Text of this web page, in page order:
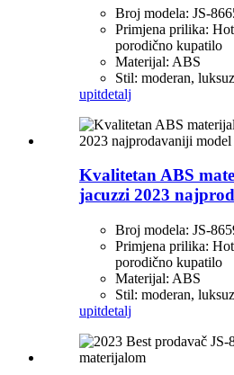
Broj modela: JS-
Primjena prilika:
porodično kupatilo
Materijal: ABS
Stil: moderan,
upitdetalj
Kvalitetan ABS
jacuzzi 2023
Broj modela: JS-
Primjena prilika:
porodično kupatilo
Materijal: ABS
Stil: moderan,
upitdetalj